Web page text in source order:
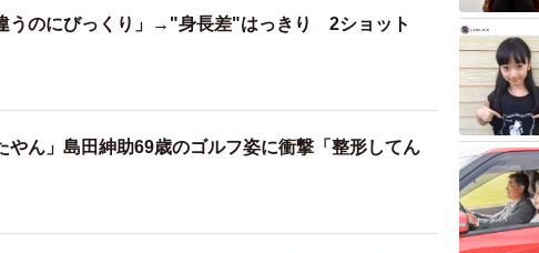
うのにびっくり」→"身長差"はっきり 2ショット
やん」島田紳助69歳のゴルフ姿に衝撃「整形してん